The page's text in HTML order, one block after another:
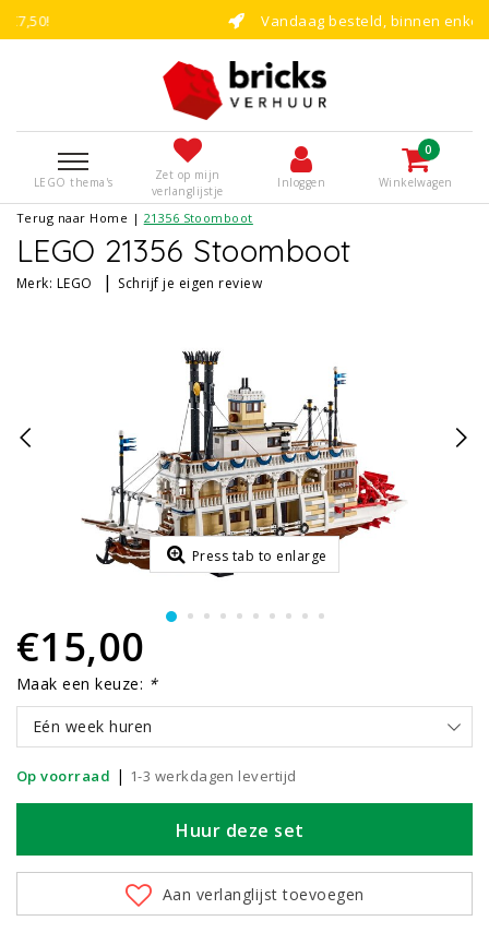
Vandaag besteld, binnen enkele dagen
LEGO thema's
Zet op mijn
verlanglijstje
Inloggen
0
Winkelwagen
Terug naar Home | 21356 Stoomboot
LEGO 21356 Stoomboot
Merk: LEGO | Schrijf je eigen review
Press tab to enlarge
€15,00
Maak een keuze: *
Eén week huren
Op voorraad | 1-3 werkdagen levertijd
Huur deze set
Aan verlanglijst toevoegen